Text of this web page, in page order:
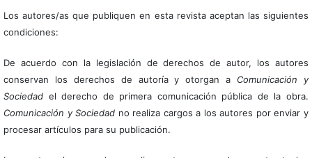
Los autores/as que publiquen en esta revista aceptan las siguientes
condiciones:
De acuerdo con la legislación de derechos de autor, los autores
conservan los derechos de autoría y otorgan a Comunicación y
Sociedadel derecho de primera comunicación pública de la obra.
Comunicación y Sociedad no realiza cargos a los autores por enviar y
procesar artículos para su publicación.